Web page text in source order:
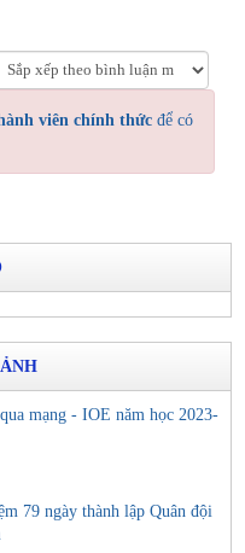
viên chính thức để có
mạng - IOE năm học 2023-
79 ngày thành lập Quân đội